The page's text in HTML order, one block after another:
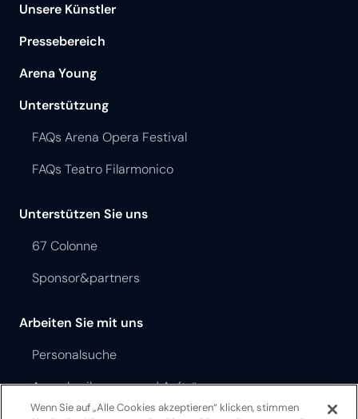
Unsere Künstler
Pressebereich
Arena Young
Unterstützung
FAQs Arena Opera Festival
FAQs Teatro Filarmonico
Unterstützen Sie uns
67 Colonne
Sponsor&partners
Arbeiten Sie mit uns
Personalsuche
Ausschreibungen und Aufträge
Wenn Sie auf „Alle Cookies akzeptieren“ klicken, stimmen